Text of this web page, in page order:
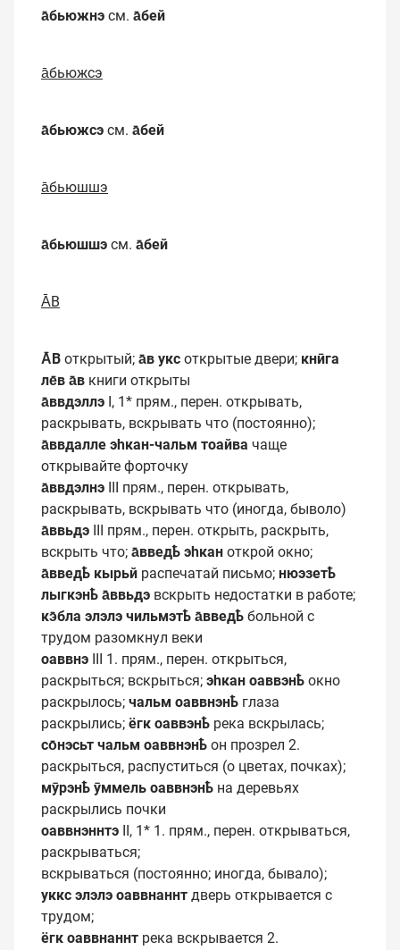
а̄бьюжнэ см. а̄бей
а̄бьюжсэ
а̄бьюжсэ см. а̄бей
а̄бьюшшэ
а̄бьюшшэ см. а̄бей
А̄В
А̄В открытый; а̄в укс открытые двери; кнӣга
ле̄в а̄в книги открыты
а̄ввдэллэ I, 1* прям., перен. открывать,
раскрывать, вскрывать что (постоянно);
а̄ввдалле эһкан-чальм тоайва чаще
открывайте форточку
а̄ввдэлнэ III прям., перен. открывать,
раскрывать, вскрывать что (иногда, быволо)
а̄ввьдэ III прям., перен. открыть, раскрыть,
вскрыть что; а̄введҍ эһкан открой окно;
а̄введҍ кырьй распечатай письмо; нюэзетҍ
лыгкэнҍ а̄ввьдэ вскрыть недостатки в работе;
кэ̄бла элэлэ чильмэтҍ а̄введҍ больной с
трудом разомкнул веки
оаввнэ III 1. прям., перен. открыться,
раскрыться; вскрыться; эһкан оаввэнҍ окно
раскрылось; чальм оаввнэнҍ глаза
раскрылись; ёгк оаввэнҍ река вскрылась;
со̄нэсьт чальм оаввнэнҍ он прозрел 2.
раскрыться, распуститься (о цветах, почках);
мӯрэнҍ ӯммель оаввнэнҍ на деревьях
раскрылись почки
оаввнэннтэ II, 1* 1. прям., перен. открываться,
раскрываться;
вскрываться (постоянно; иногда, бывало);
уккс элэлэ оаввнаннт дверь открывается с
трудом;
ёгк оаввнаннт река вскрывается 2.